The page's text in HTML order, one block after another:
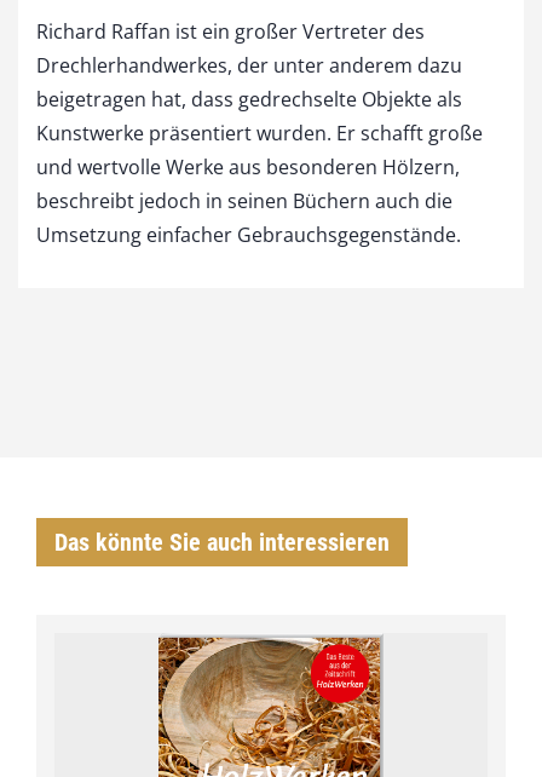
Richard Raffan ist ein großer Vertreter des
Drechlerhandwerkes, der unter anderem dazu
beigetragen hat, dass gedrechselte Objekte als
Kunstwerke präsentiert wurden. Er schafft große
und wertvolle Werke aus besonderen Hölzern,
beschreibt jedoch in seinen Büchern auch die
Umsetzung einfacher Gebrauchsgegenstände.
Das könnte Sie auch interessieren